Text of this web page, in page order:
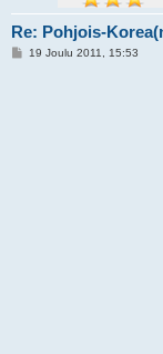
Re: Pohjois-
V19 Joulu 2011, 15:53